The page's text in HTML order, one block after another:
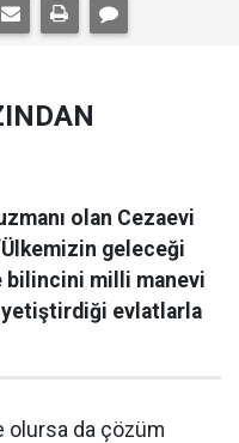
olan Cezaevi
geleceği
bilincini milli manevi
evlatlarla
olursa da çözüm